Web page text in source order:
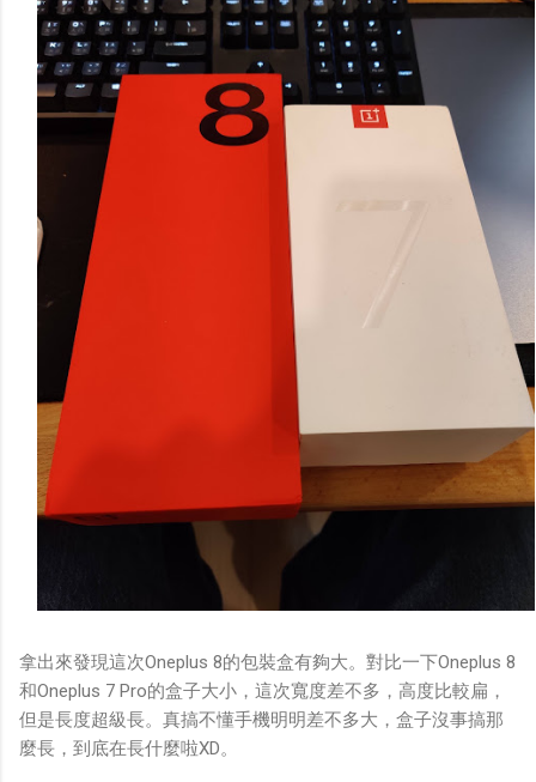
拿出來發現這次Oneplus 8的包裝盒有夠大。對比一下Oneplus 8
和Oneplus 7 Pro的盒子大小，這次寬度差不多，高度比較扁，
但是長度超級長。真搞不懂手機明明差不多大，盒子沒事搞那
麼長，到底在長什麼啦XD。